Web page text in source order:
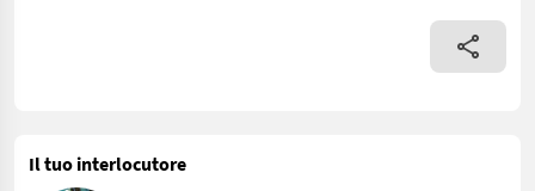
Il tuo interlocutore